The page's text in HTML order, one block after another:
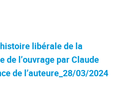
libérale de la
de l’ouvrage par Claude
de l’auteure_28/03/2024